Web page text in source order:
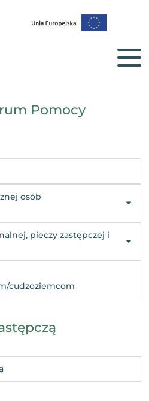
Pomocy
osób
pieczy zastępczej i
cudzoziemcom